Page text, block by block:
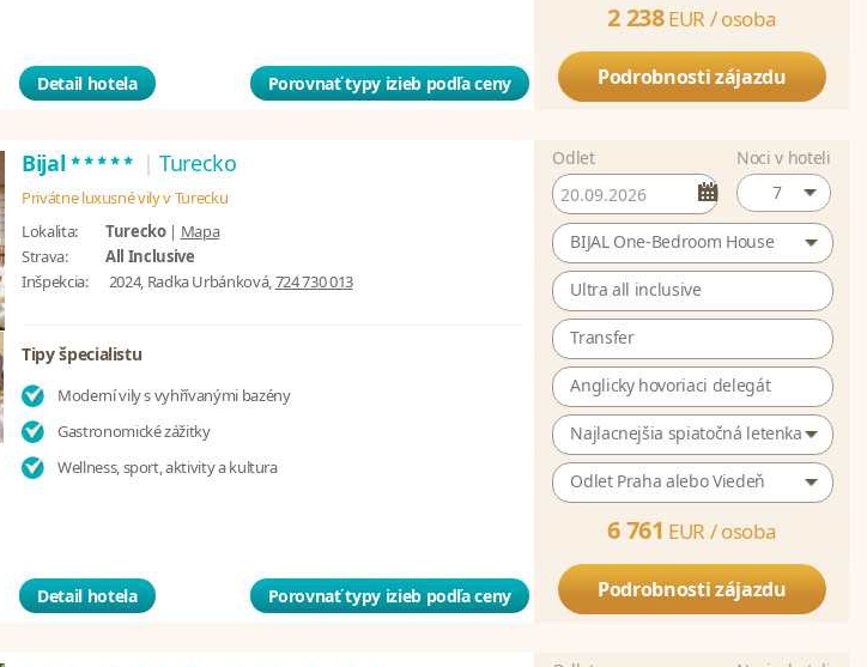
Detail hotela Porovnať typy izieb podľa ceny
2 238EUR /osoba
Podrobnosti zájazdu
Bijal***** | Turecko
Privátne luxusné vily v Turecku
Lokalita:
Turecko| Mapa
Strava:
All Inclusive
Inšpekcia:
2024, Radka Urbánková,724 730 013
Tipy špecialistu
Moderní vily s vyhřívanými bazény
Gastronomické zážitky
Wellness, sport, aktivity a kultura
Detail hotela Porovnať typy izieb podľa ceny
Odlet
Noci v hoteli
7
BIJAL One-Bedroom House
Ultra all inclusive
Transfer
Anglicky hovoriaci delegát
Najlacnejšia spiatočná letenka
Odlet Praha alebo Viedeň
6 761 EUR /osoba
Podrobnosti zájazdu